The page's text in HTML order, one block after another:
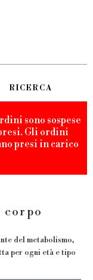
RICERCA
sono sospese
Gli ordini
presi in carico
corpo
del metabolismo,
per ogni età e tipo